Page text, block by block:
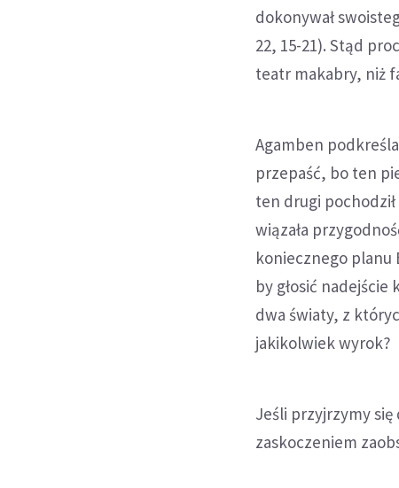
dokonywał
22, 15-21). Stąd
teatr makabry, niż
Agamben
przepaść, bo ten
ten drugi
wiązała
koniecznego planu
by głosić
dwa światy, z
jakikolwiek wyrok?
Jeśli przyjrzymy się
zaskoczeniem